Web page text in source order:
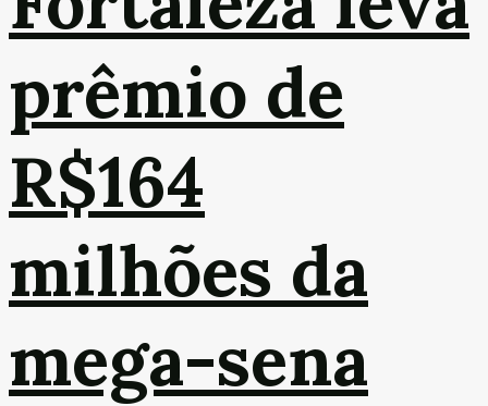
prêmio de
R$164
milhões da
mega-sena